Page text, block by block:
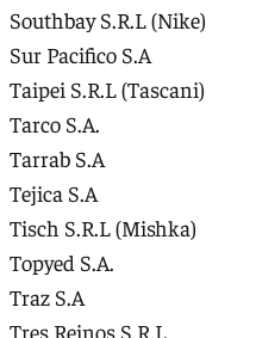
Southbay S.R.L (Nike)
Sur Pacifico S.A
Taipei S.R.L (Tascani)
Tarco S.A.
Tarrab S.A
Tejica S.A
Tisch S.R.L (Mishka)
Topyed S.A.
Traz S.A
Tres Reinos S.R.L